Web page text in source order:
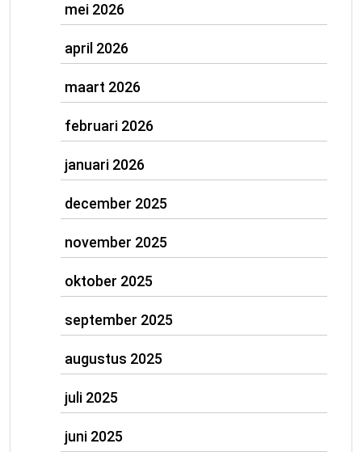
mei 2026
april 2026
maart 2026
februari 2026
januari 2026
december 2025
november 2025
oktober 2025
september 2025
augustus 2025
juli 2025
juni 2025